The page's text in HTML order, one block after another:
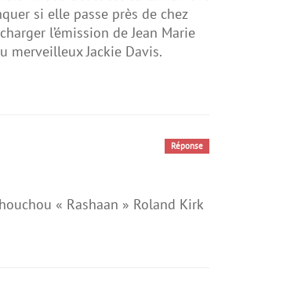
si elle passe près de chez
l’émission de Jean Marie
merveilleux Jackie Davis.
Réponse
« Rashaan » Roland Kirk